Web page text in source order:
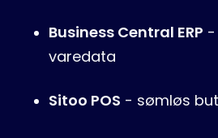
Business Central ERP -
varedata
Sitoo POS - sømløs